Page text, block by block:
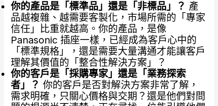
你的產品是「標準品」還是「非標品」？ 產
品越複雜、越需要客製化，市場所需的「專家
信任」比重就越高。你的產品，是像
Panasonic 插座一樣，已經成為客戶心中的
「標準規格」，還是需要大量溝通才能讓客戶
理解其價值的「整合性解決方案」？
你的客戶是「採購專家」還是「業務探索
者」？ 你的客戶是否對解決方案非常了解，
需求明確，只關心價格與交期？還是他們對問